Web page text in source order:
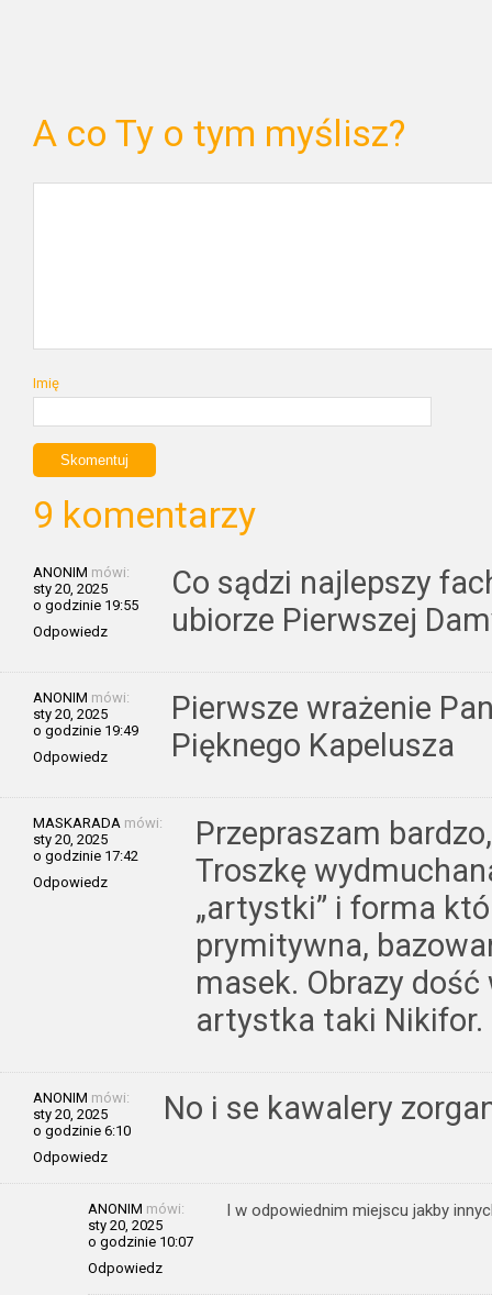
A co Ty o tym myślisz?
Imię
9 komentarzy
ANONIM mówi:
sty 20, 2025
o godzinie 19:55
Odpowiedz
Co sądzi najlepszy
ubiorze Pierwszej
ANONIM mówi:
sty 20, 2025
o godzinie 19:49
Odpowiedz
Pierwsze wrażenie
Pięknego Kapelusza
MASKARADA mówi:
sty 20, 2025
o godzinie 17:42
Odpowiedz
Przepraszam
Troszkę
„artystki” i forma
prymitywna,
masek. Obrazy
artystka taki Nikifor.
ANONIM mówi:
sty 20, 2025
o godzinie 6:10
Odpowiedz
No i se kawalery
ANONIM mówi:
sty 20, 2025
o godzinie 10:07
Odpowiedz
I w odpowiednim miejscu jakby